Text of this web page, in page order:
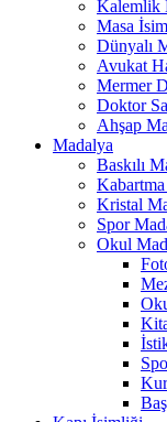
Kalemlik
Masa
Dünyalı
Avukat
Mermer
Doktor
Ahşap
Madalya
Baskılı
Kristal
Spor
Okul